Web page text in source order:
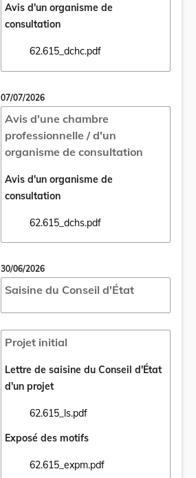
Avis d'un organisme de
consultation
62.615_dchc.pdf
Ouvrir le document 62.615_dchc.pdf dans
07/07/2026
Avis d'une chambre
professionnelle / d'un
organisme de consultation
Avis d'un organisme de
consultation
62.615_dchs.pdf
Ouvrir le document 62.615_dchs.pdf dans
30/06/2026
Saisine du Conseil d'État
Projet initial
Lettre de saisine du Conseil d'État
d'un projet
62.615_ls.pdf
Ouvrir le document 62.615_ls.pdf dans un
Exposé des motifs
62.615_expm.pdf
Ouvrir le document 62.615_expm.pdf